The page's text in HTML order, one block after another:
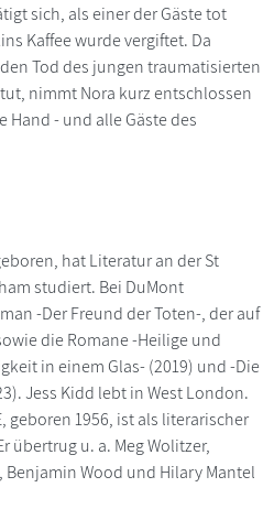
sich, als einer der Gäste tot
Kaffee wurde vergiftet. Da
Tod des jungen traumatisierten
nimmt Nora kurz entschlossen
- und alle Gäste des
hat Literatur an der St
studiert. Bei DuMont
-Der Freund der Toten-, der auf
die Romane -Heilige und
in einem Glas- (2019) und -Die
Jess Kidd lebt in West London.
geboren 1956, ist als literarischer
übertrug u. a. Meg Wolitzer,
Benjamin Wood und Hilary Mantel